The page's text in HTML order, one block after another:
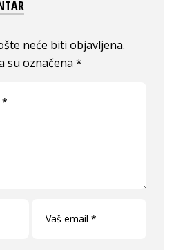
neće biti objavljena.
su označena*